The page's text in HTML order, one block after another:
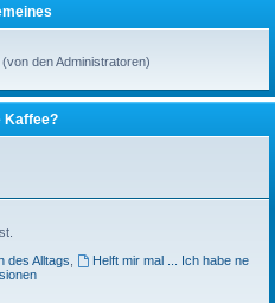
den Administratoren)
Kaffee?
des Alltags
Helft mir mal ... Ich habe ne